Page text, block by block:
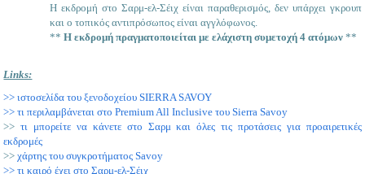
Η εκδρομή στο Σαρμ-ελ-Σέιχ είναι παραθερισμός, δεν υπάρχει γκρουπ
και ο τοπικός αντιπρόσωπος είναι αγγλόφωνος.
**Η εκδρομή πραγματοποιείται με ελάχιστη συμετοχή 4 ατόμων **
Links:
>> ιστοσελίδα του ξενοδοχείου SΙERRA SAVOY
>> τι περιλαμβάνεται στο Premium All Inclusive του Sierra Savoy
>>τι μπορείτε να κάνετε στο Σαρμ και όλες τις προτάσεις για προαιρετικές
εκδρομές
>>χάρτης του συγκροτήματος Savoy
>> τι καιρό έχει στο Σαρμ-ελ-Σέιχ